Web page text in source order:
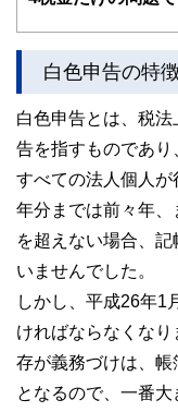
白色申告の特
白色申告とは、税
告を指すものであ
すべての法人個人
年分までは前々年、
を超えない場合、
いませんでした。
しかし、平成26年1
ければならなくな
存が義務づけは、
となるので、一番